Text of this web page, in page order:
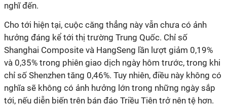
nghĩ đến.
Cho tới hiện tại, cuộc căng thẳng này vẫn chưa có ảnh
hưởng đáng kể tới thị trường Trung Quốc. Chỉ số
Shanghai Composite và HangSeng lần lượt giảm 0,19%
và 0,35% trong phiên giao dịch ngày hôm trước, trong khi
chỉ số Shenzhen tăng 0,46%. Tuy nhiên, điều này không có
nghĩa sẽ không có ảnh hưởng lớn trong những ngày sắp
tới, nếu diễn biến trên bán đáo Triều Tiên trở nên tệ hơn.